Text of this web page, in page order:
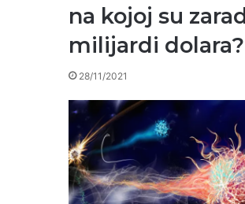
na kojoj su
milijardi dolara?
28/11/2021